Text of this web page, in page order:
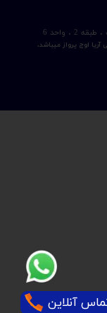
اوج پرواز میباشد.
واحد 6
آنلاین